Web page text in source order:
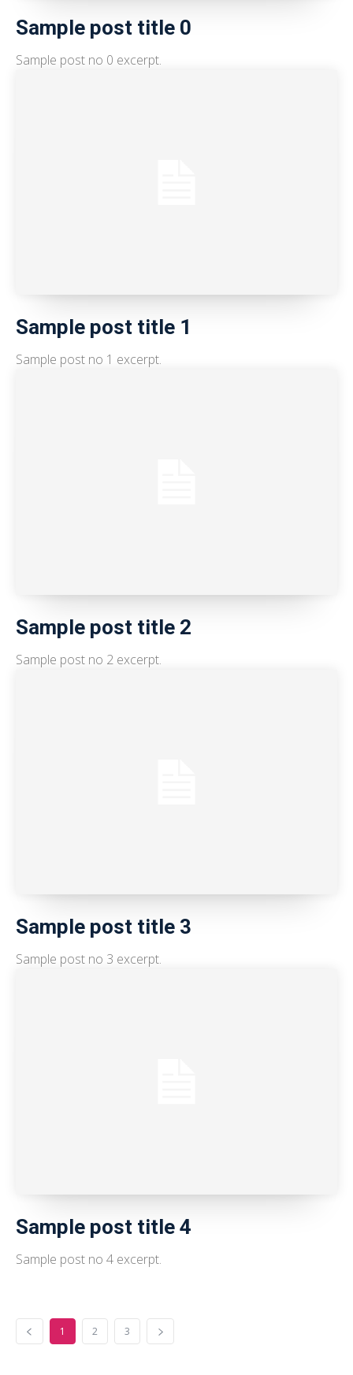
Sample post title 0
Sample post no 0 excerpt.
Sample post title 1
Sample post no 1 excerpt.
Sample post title 2
Sample post no 2 excerpt.
Sample post title 3
Sample post no 3 excerpt.
Sample post title 4
Sample post no 4 excerpt.
1 2 3